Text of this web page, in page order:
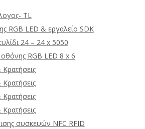
TL
RGB LED & εργαλείο SDK
24 – 24 x 5050
RGB LED 8 x 6
συσκευών NFC RFID